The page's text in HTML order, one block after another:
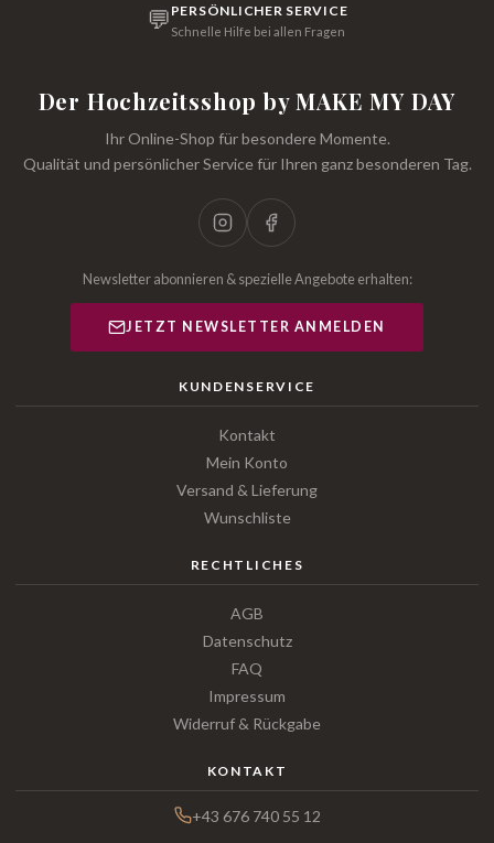
💬 PERSÖNLICHER SERVICE
Schnelle Hilfe bei allen Fragen
Der Hochzeitsshop by MAKE MY DAY
Ihr Online-Shop für besondere Momente.
Qualität und persönlicher Service für Ihren ganz besonderen Tag.
Newsletter abonnieren & spezielle Angebote erhalten:
JETZT NEWSLETTER ANMELDEN
KUNDENSERVICE
Kontakt
Mein Konto
Versand & Lieferung
Wunschliste
RECHTLICHES
AGB
Datenschutz
FAQ
Impressum
Widerruf & Rückgabe
KONTAKT
+43 676 740 55 12